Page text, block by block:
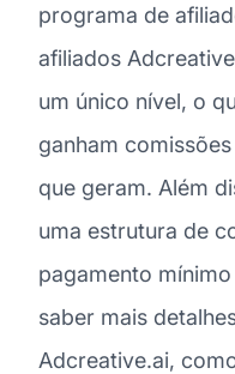
programa de
afiliados
um único nível, o
ganham
que geram. Além
uma estrutura de
pagamento
saber mais
Adcreative.ai,